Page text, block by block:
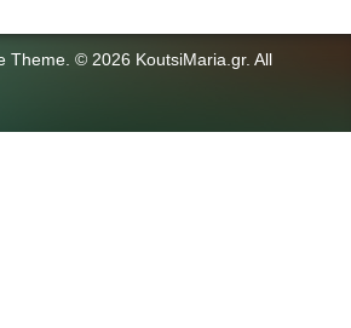
Theme © 2026 KoutsiMaria.gr. All